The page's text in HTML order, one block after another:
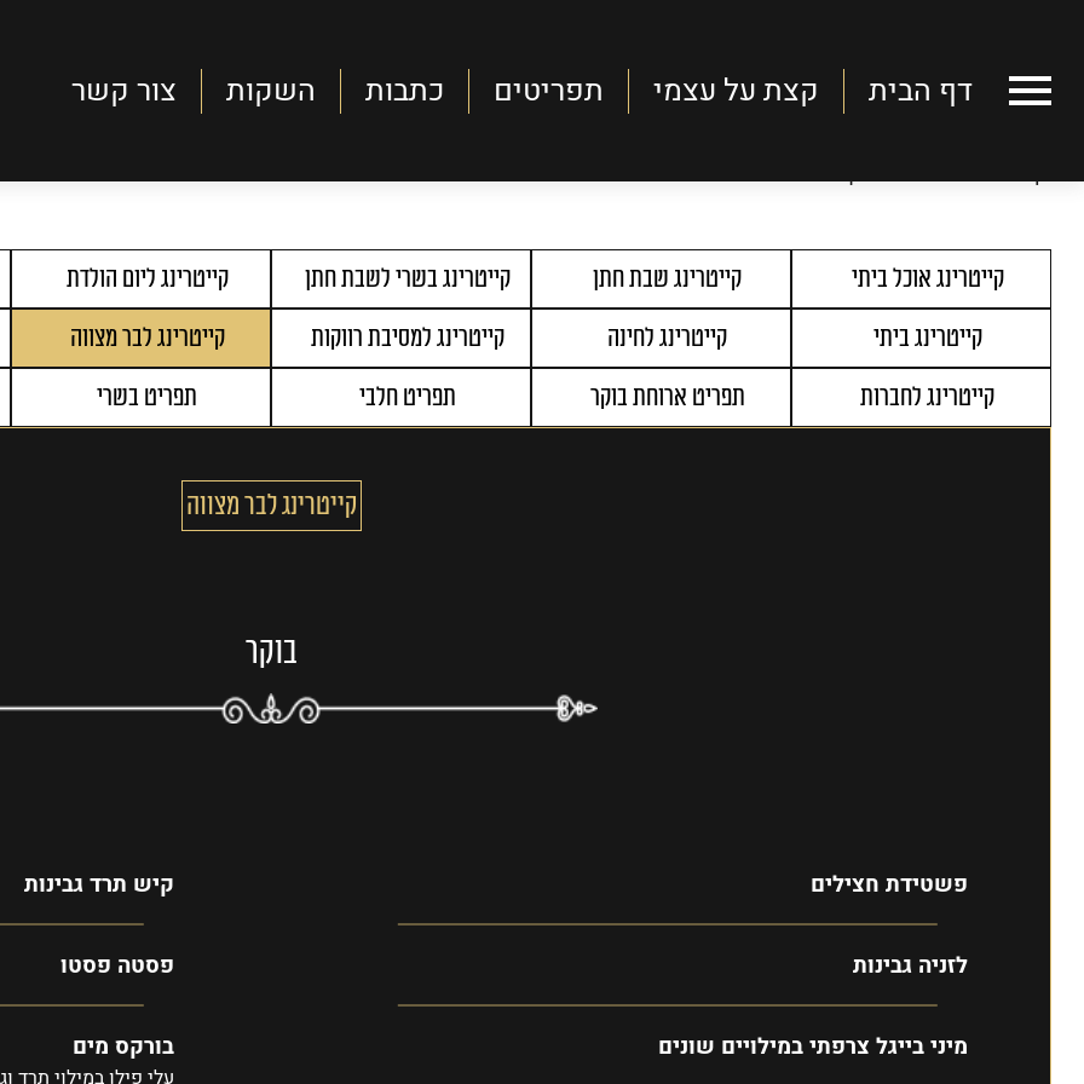
דף הבית קצת על עצמי תפריטים כתבות השקות צור קשר
תפריטים
כתבות
סרטונים
השקות
דף הבית>תפריטים>קייטרינג לבר מצווה
קייטרינג אוכל ביתי קייטרינג שבת חתן קייטרינג בשרי לשבת חתן קייטרינג ליום הולדת
קייטרינג ביתי
קייטרינג לחינה קייטרינג למסיבת רווקות קייטרינג לבר מצווה
קייטרינג לחברות
תפריט ארוחת בוקר תפריט חלבי תפריט בשרי
קייטרינג לבר מצווה
בוקר
פשטידת חצילים קיש תרד גבינות
לזניה גבינות פסטה פסטו
מיני בייגל צרפתי במילויים שונים בורקס מים
עלי פילו במילוי תרד